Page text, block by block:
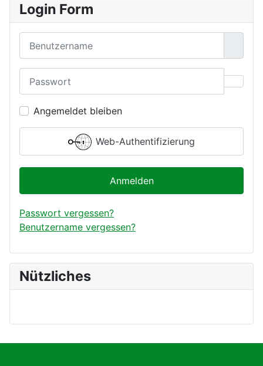
Login Form
Angemeldet bleiben
Web-Authentifizierung
Anmelden
Passwort vergessen?
Benutzername vergessen?
Nützliches